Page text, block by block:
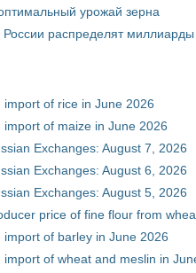
урожай зерна
России распределят
of rice in June 2026
of maize in June 2026
Exchanges: August 7, 2026
Exchanges: August 6, 2026
Exchanges: August 5, 2026
price of fine flour from
of barley in June 2026
of wheat and meslin in